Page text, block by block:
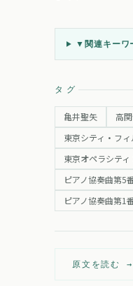
▼ 関連キーワ
タグ
亀井聖矢 高
東京シティ・フ
東京オペラシテ
ピアノ協奏曲第5
ピアノ協奏曲第1
原文を読む